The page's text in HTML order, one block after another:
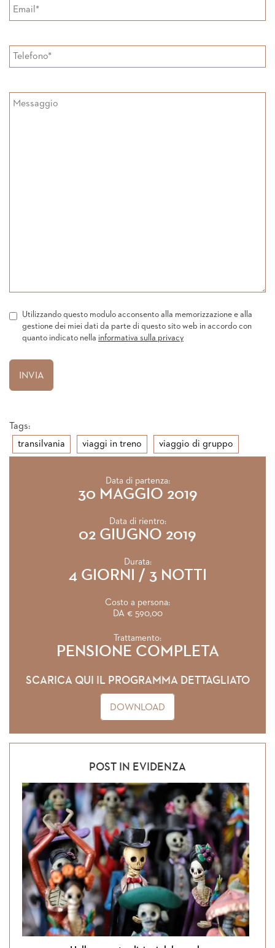
Utilizzando questo modulo acconsento alla memorizzazione e alla
gestione dei miei dati da parte di questo sito web in accordo con
quanto indicato nella informativa sulla privacy
Tags:
transilvania
viaggi in treno viaggio di gruppo
Data di partenza:
30 MAGGIO 2019
Data di rientro:
02 GIUGNO 2019
Durata:
4 GIORNI / 3 NOTTI
Costo a persona:
DA € 590,00
Trattamento:
PENSIONE COMPLETA
SCARICA QUI IL PROGRAMMA DETTAGLIATO
DOWNLOAD
POST IN EVIDENZA